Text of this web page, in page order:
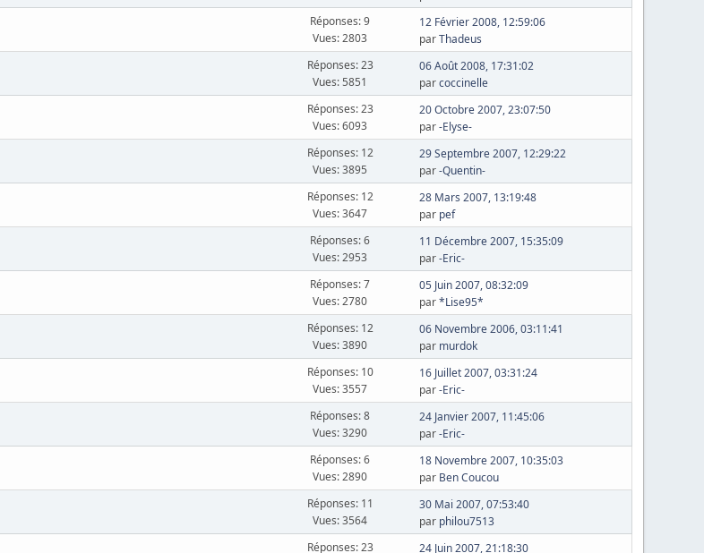
Réponses: 9
Vues: 2803
12 Février 2008, 12:59:06
parThadeus
Réponses: 23
Vues: 5851
06 Août 2008, 17:31:02
parcoccinelle
Réponses: 23
Vues: 6093
20 Octobre 2007, 23:07:50
par-Elyse-
Réponses: 12
Vues: 3895
29 Septembre 2007, 12:29:22
par-Quentin-
Réponses: 12
Vues: 3647
28 Mars 2007, 13:19:48
par pef
Réponses: 6
Vues: 2953
11 Décembre 2007, 15:35:09
par-Eric-
Réponses: 7
Vues: 2780
05 Juin 2007, 08:32:09
par*Lise95*
Réponses: 12
Vues: 3890
06 Novembre 2006, 03:11:41
par murdok
Réponses: 10
Vues: 3557
16 Juillet 2007, 03:31:24
par-Eric-
Réponses: 8
Vues: 3290
24 Janvier 2007, 11:45:06
par-Eric-
Réponses: 6
Vues: 2890
18 Novembre 2007, 10:35:03
par Ben Coucou
Réponses: 11
Vues: 3564
30 Mai 2007, 07:53:40
par philou7513
Réponses: 23 24 Juin 2007, 21:18:30